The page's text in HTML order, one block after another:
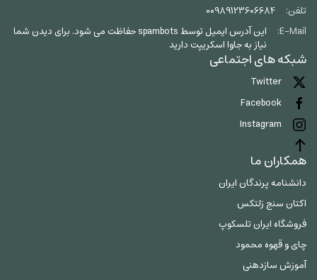
تلفن:
00989123606684
E-Mail:
این آدرس ایمیل توسط spambots حفاظت می شود. برای دیدن شما
نیاز به جاوا اسکریپت دارید
شبکه های اجتماعی
Twitter
Facebook
Instagram
همکاران ما
دانشنامه پرندگان ایران
اکتان سنج زلتکس
فروشگاه ایران تلسکوپ
چای و قهوه محمود
آموزش سازدهنی